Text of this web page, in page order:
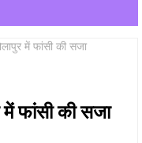
में फांसी की सजा
फांसी की सजा